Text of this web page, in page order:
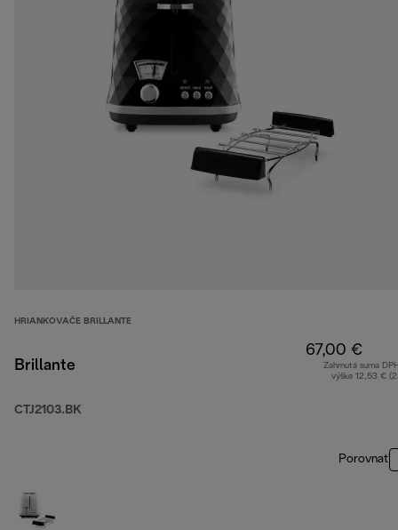
HRIANKOVAČE BRILLANTE
Brillante
CTJ2103.BK
67,00 €
Zahrnutá suma
výške 12,53 €
Porovnať